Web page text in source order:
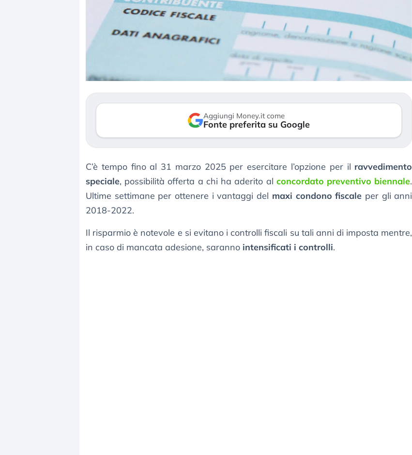
Aggiungi Money.it come
Fonte preferita su Google
C’è tempo fino al 31 marzo 2025 per esercitare l’opzione per il ravvedimento
speciale, possibilità offerta a chi ha aderito al concordato preventivo biennale.
Ultime settimane per ottenere i vantaggi del maxi condono fiscale per gli anni
2018-2022.
Il risparmio è notevole e si evitano i controlli fiscali su tali anni di imposta mentre,
in caso di mancata adesione, saranno intensificati i controlli.
Dalle valutazioni estreme alla
correzione. Cosa sta guidando il
mostrando segni di stanchezza
verso le (…)
«La mia vita è rovinata». Investitori
in preda al panico dopo lo scoppio
della bolla AI
Kospi, mentre gli investitori retail (…)
30 luglio 2026